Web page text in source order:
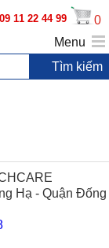
09 11 22 44 99
0
Menu
Hạ - Quận Đống